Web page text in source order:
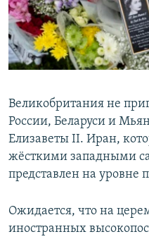
Великобритания не
России, Беларуси и
Елизаветы II. Иран,
жёсткими западными
представлен на уровне
Ожидается, что на
иностранных